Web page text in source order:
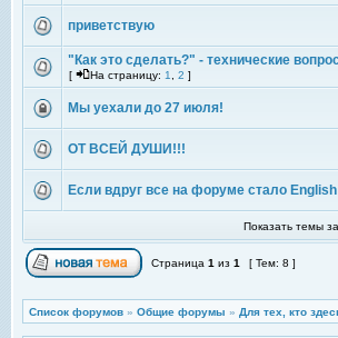
приветствую
"Как это сделать?" - технические
[ На страницу: 1 2 ]
Мы уехали до 27 июля!
ОТ ВСЕЙ ДУШИ!!!
Если вдруг все на форуме стало
Показать темы
Страница 1 из 1 [ Тем: 8 ]
Список форумов » Общие форумы » Для тех, кто